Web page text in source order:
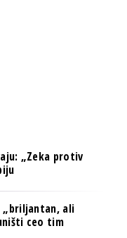
„Zeka protiv
„briljantan, ali
ceo tim